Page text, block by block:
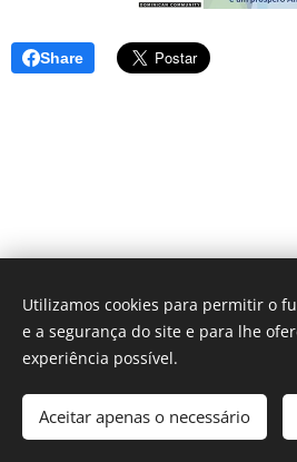
Share
Cookies
Utilizamos cookies para permitir o
e a segurança do site e para lhe
experiência possível.
Aceitar apenas o necessário